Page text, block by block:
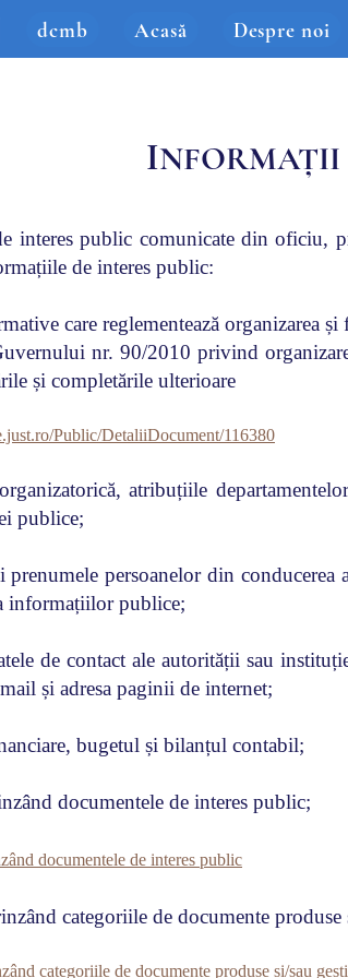
dcmb Acasă Despre noi
INFORMAȚII
interes public comunicate din oficiu,
de interes public:
care reglementează organizarea
nr. 90/2010 privind
și completările ulterioare
Public/DetaliiDocument/116380
atribuțiile
publice;
prenumele persoanelor din
informațiilor publice;
de contact ale autorității sau
și adresa paginii de internet;
bugetul și bilanțul contabil;
documentele de interes public;
documentele de interes public
categoriile de documente
categoriile de documente produse și/sau